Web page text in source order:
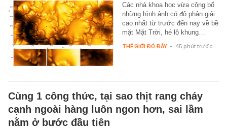
Các nhà khoa học vừa công bố
những hình ảnh có độ phân giải
cao nhất từ trước đến nay về bề
mặt Mặt Trời, hé lộ khung…
THẾ GIỚI ĐÓ ĐÂY - 45 phút trước
Cùng 1 công thức, tại sao thịt rang cháy
cạnh ngoài hàng luôn ngon hơn, sai lầm
nằm ở bước đầu tiên